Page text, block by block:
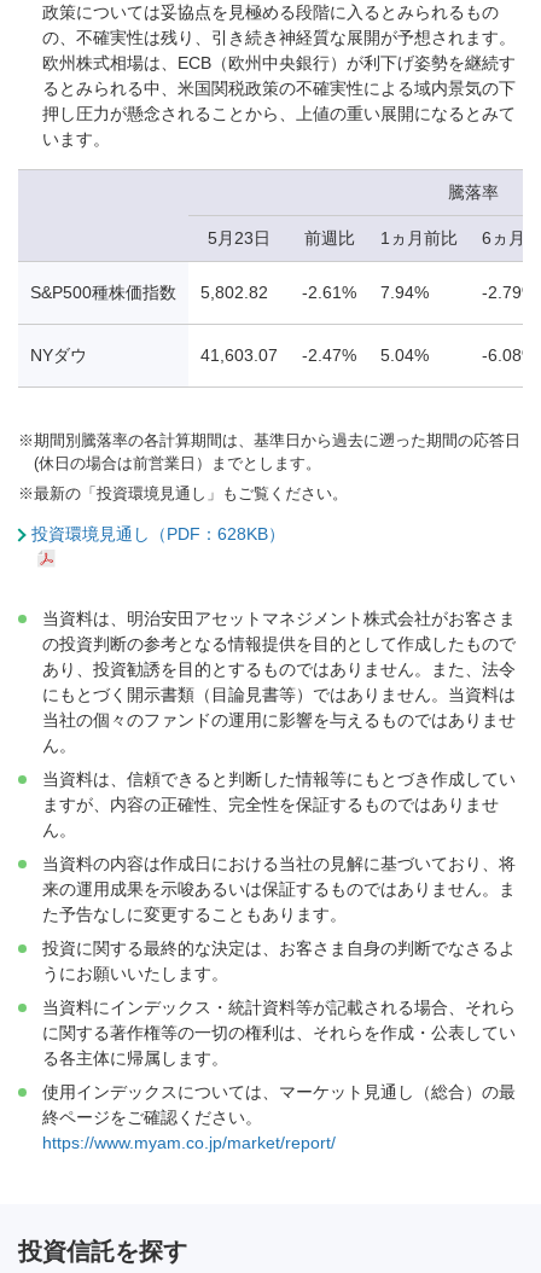
政策については妥協点を見極める段階に入るとみられるもの
の、不確実性は残り、引き続き神経質な展開が予想されます。
欧州株式相場は、ECB（欧州中央銀行）が利下げ姿勢を継続す
るとみられる中、米国関税政策の不確実性による域内景気の下
押し圧力が懸念されることから、上値の重い展開になるとみて
います。
騰落率
5月23日 前週比 1ヵ月前比 6ヵ月
S&P500種株価指数 5,802.82 -2.61% 7.94% -2.79%
NYダウ 41,603.07 -2.47% 5.04% -6.08%
※期間別騰落率の各計算期間は、基準日から過去に遡った期間の応答日
(休日の場合は前営業日）までとします。
※最新の「投資環境見通し」もご覧ください。
投資環境見通し（PDF：628KB）
当資料は、明治安田アセットマネジメント株式会社がお客さま
の投資判断の参考となる情報提供を目的として作成したもので
あり、投資勧誘を目的とするものではありません。また、法令
にもとづく開示書類（目論見書等）ではありません。当資料は
当社の個々のファンドの運用に影響を与えるものではありませ
ん。
当資料は、信頼できると判断した情報等にもとづき作成してい
ますが、内容の正確性、完全性を保証するものではありませ
ん。
当資料の内容は作成日における当社の見解に基づいており、将
来の運用成果を示唆あるいは保証するものではありません。ま
た予告なしに変更することもあります。
投資に関する最終的な決定は、お客さま自身の判断でなさるよ
うにお願いいたします。
当資料にインデックス・統計資料等が記載される場合、それら
に関する著作権等の一切の権利は、それらを作成・公表してい
る各主体に帰属します。
使用インデックスについては、マーケット見通し（総合）の最
終ページをご確認ください。
https://www.myam.co.jp/market/report/
投資信託を探す